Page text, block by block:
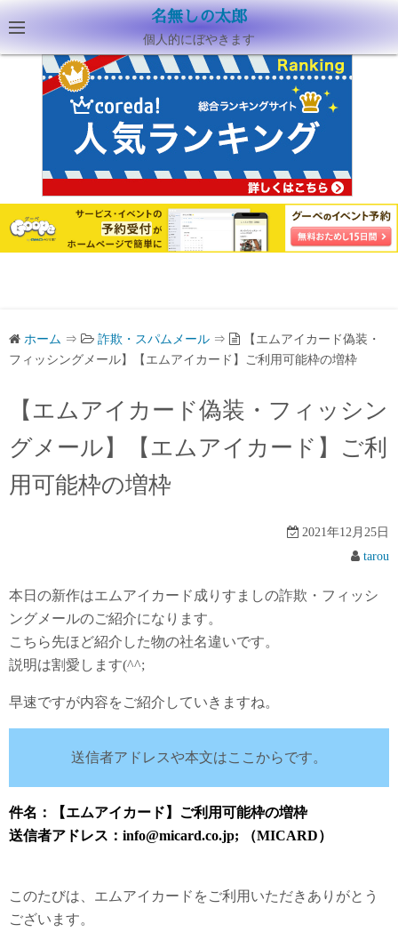
名無しの太郎
個人的にぼやきます
ホーム ⇒ 詐欺・スパムメール ⇒
【エムアイカード偽装・
フィッシングメール】【エムアイカード】ご利用可能枠の増枠
【エムアイカード偽装・フィッシン
グメール】【エムアイカード】ご利
用可能枠の増枠
2021年12月25日
tarou
本日の新作はエムアイカード成りすましの詐欺・フィッシ
ングメールのご紹介になります。
こちら先ほど紹介した物の社名違いです。
説明は割愛します(^^;
早速ですが内容をご紹介していきますね。
送信者アドレスや本文はここからです。
件名：【エムアイカード】ご利用可能枠の増枠
送信者アドレス：info@micard.co.jp; （MICARD）
このたびは、エムアイカードをご利用いただきありがとう
ございます。